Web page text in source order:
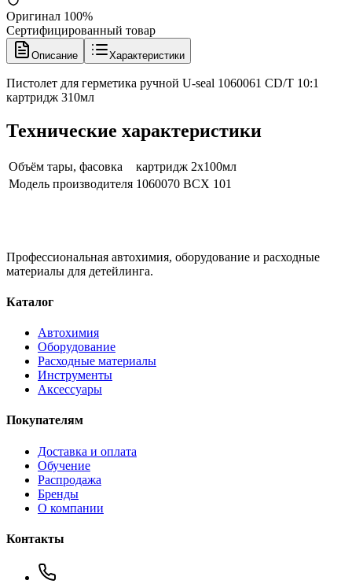
Оригинал 100%
Сертифицированный товар
Описание Характеристики
Пистолет для герметика ручной U-seal 1060061 CD/T 10:1
картридж 310мл
Технические характеристики
Объём тары, фасовка
картридж 2х100мл
Модель производителя 1060070 BCX 101
Профессиональная автохимия, оборудование и расходные
материалы для детейлинга.
Каталог
Автохимия
Оборудование
Расходные материалы
Инструменты
Аксессуары
Покупателям
Доставка и оплата
Обучение
Распродажа
Бренды
О компании
Контакты